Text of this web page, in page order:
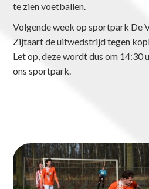
te zien voetballen.
Volgende week op sportpark De
Zijtaart de uitwedstrijd tegen
Let op, deze wordt dus om 14:30
ons sportpark.